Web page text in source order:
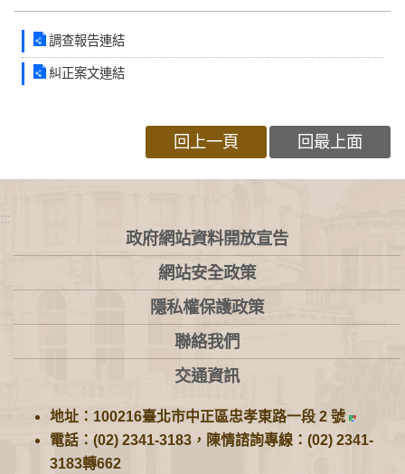
調查報告連結
糾正案文連結
回上一頁 回最上面
:::
政府網站資料開放宣告
網站安全政策
隱私權保護政策
聯絡我們
交通資訊
地址：100216臺北市中正區忠孝東路一段 2 號
電話：(02) 2341-3183，陳情諮詢專線：(02) 2341-
3183轉662